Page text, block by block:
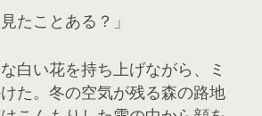
たことある？」
白い花を持ち上げながら、ミ
た。冬の空気が残る森の路地